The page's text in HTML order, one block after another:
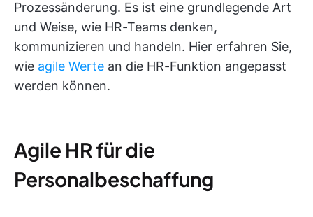
Prozessänderung. Es ist eine grundlegende Art
und Weise, wie HR-Teams denken,
kommunizieren und handeln. Hier erfahren Sie,
wie agile Werte an die HR-Funktion angepasst
werden können.
Agile HR für die
Personalbeschaffung